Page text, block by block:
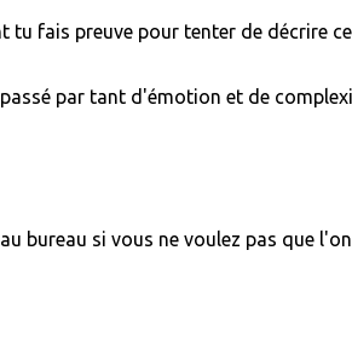
fais preuve pour tenter de décrire ce
par tant d'émotion et de
bureau si vous ne voulez pas que l'on